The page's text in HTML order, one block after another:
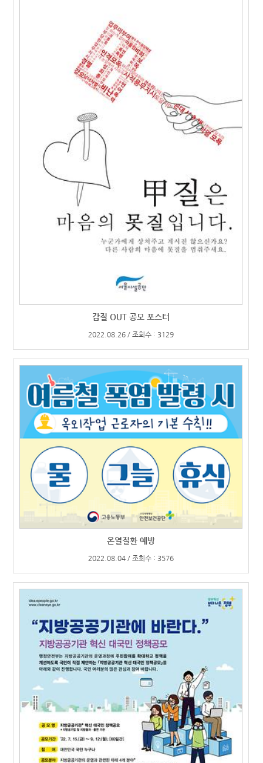
갑질 OUT 공모 포스터
2022.08.26 / 조회수 : 3129
온열질환 예방
2022.08.04 / 조회수 : 3576